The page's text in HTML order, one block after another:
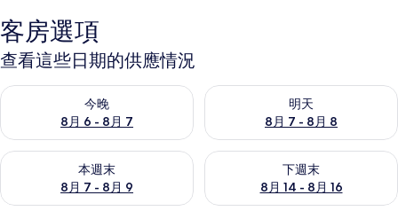
客房選項
查看這些日期的供應情況
今晚
8月 6 - 8月 7
查看今晚 (8月 6 - 8月 7) 的供應情況
明天
8月 7 - 8月 8
查看明天 (8月 7 - 8月 8) 的供
本週末
8月 7 - 8月 9
查看本週末 (8月 7 - 8月 9) 的供應情況
下週末
8月 14 - 8月 16
查看下週末 (8月 14 - 8月 16)